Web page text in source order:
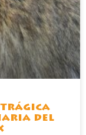
trágica
del